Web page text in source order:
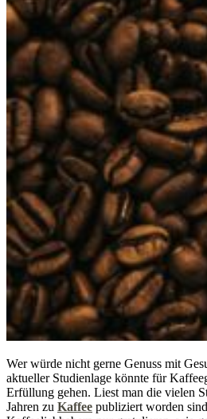
Wer würde nicht gerne Genuss mit
aktueller Studienlage könnte für
Erfüllung gehen. Liest man die vielen
Jahren zu Kaffee publiziert worden